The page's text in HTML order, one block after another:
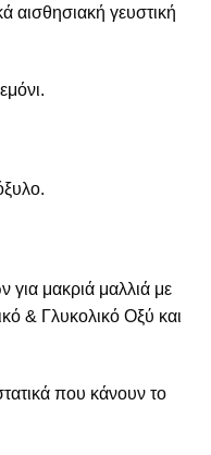
αισθησιακή γευστική
μακριά μαλλιά με
& Γλυκολικό Οξύ και
που κάνουν το